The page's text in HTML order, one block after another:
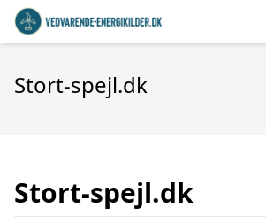
Stort-spejl.dk
Stort-spejl.dk